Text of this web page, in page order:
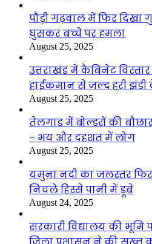
पौड़ी गढ़वाल में फिर
घुसकर बच्चे पर हमला
August 25, 2025
उत्तराखंड में कैबिनेट
हाईकमान से जल्द हरी
August 25, 2025
तेलगाड में बोल्डरों की
– भय और दहशत में लोग
August 25, 2025
यमुना नदी का जलस्तर
निचले हिस्से पानी में डूबे
August 24, 2025
सरकारी विद्यालय की भूमि